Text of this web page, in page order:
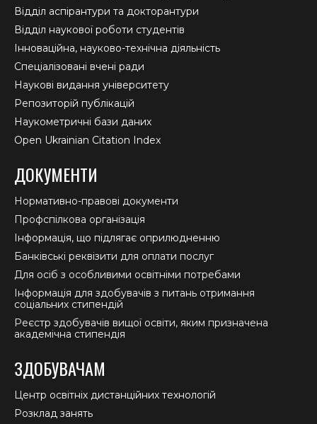
Відділ аспірантури та докторантури
Відділ наукової роботи студентів
Інноваційна, науково-технічна діяльність
Спеціалізовані вчені ради
Наукові видання університету
Репозиторій публікацій
Наукометричні бази даних
Open Ukrainian Citation Index
ДОКУМЕНТИ
Нормативно-правові документи
Профспілкова організація
Інформація, що підлягає оприлюдненню
Банківські реквізити для оплати послуг
Для осіб з особливими освітніми потребами
Інформація для здобувачів з питань отримання
соціальних стипендій
Реєстр здобувачів вищої освіти, яким призначена
академічна стипендія
ЗДОБУВАЧАМ
Центр освітніх дистанційних технологій
Розклад занять